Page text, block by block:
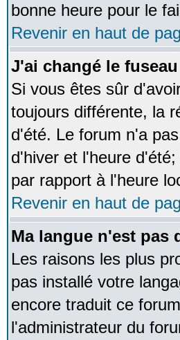
bonne heure pour le
Revenir en haut de
J'ai changé le
Si vous êtes sûr
toujours différente, la
d'été. Le forum n'a
d'hiver et l'heure
par rapport à l'heure
Revenir en haut de
Ma langue n'est pas
Les raisons les plus
pas installé votre
encore traduit ce
l'administrateur du